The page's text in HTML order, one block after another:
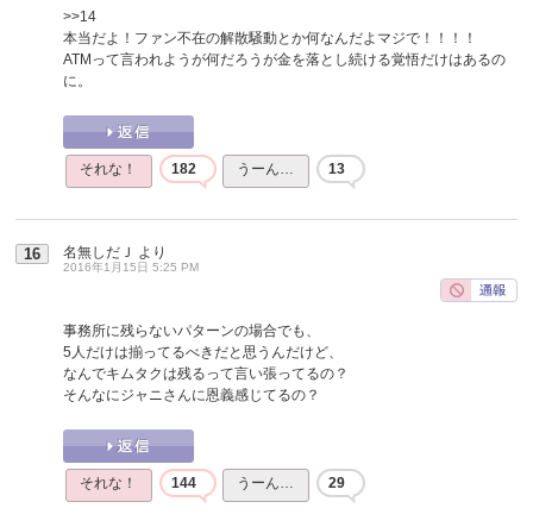
>>14
本当だよ！ファン不在の解散騒動とか何なんだよマジで！！！！
ATMって言われようが何だろうが金を落とし続ける覚悟だけはあるの
に。
それな！ 182 うーん… 13
16 名無しだＪ より
2016年1月15日 5:25 PM
事務所に残らないパターンの場合でも、
5人だけは揃ってるべきだと思うんだけど、
なんでキムタクは残るって言い張ってるの？
そんなにジャニさんに恩義感じてるの？
それな！ 144 うーん… 29